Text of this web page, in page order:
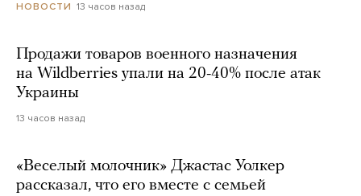
НОВОСТИ 13 часов назад
Продажи товаров военного назначения
на Wildberries упали на 20-40% после атак
Украины
13 часов назад
«Веселый молочник» Джастас Уолкер
рассказал, что его вместе с семьей